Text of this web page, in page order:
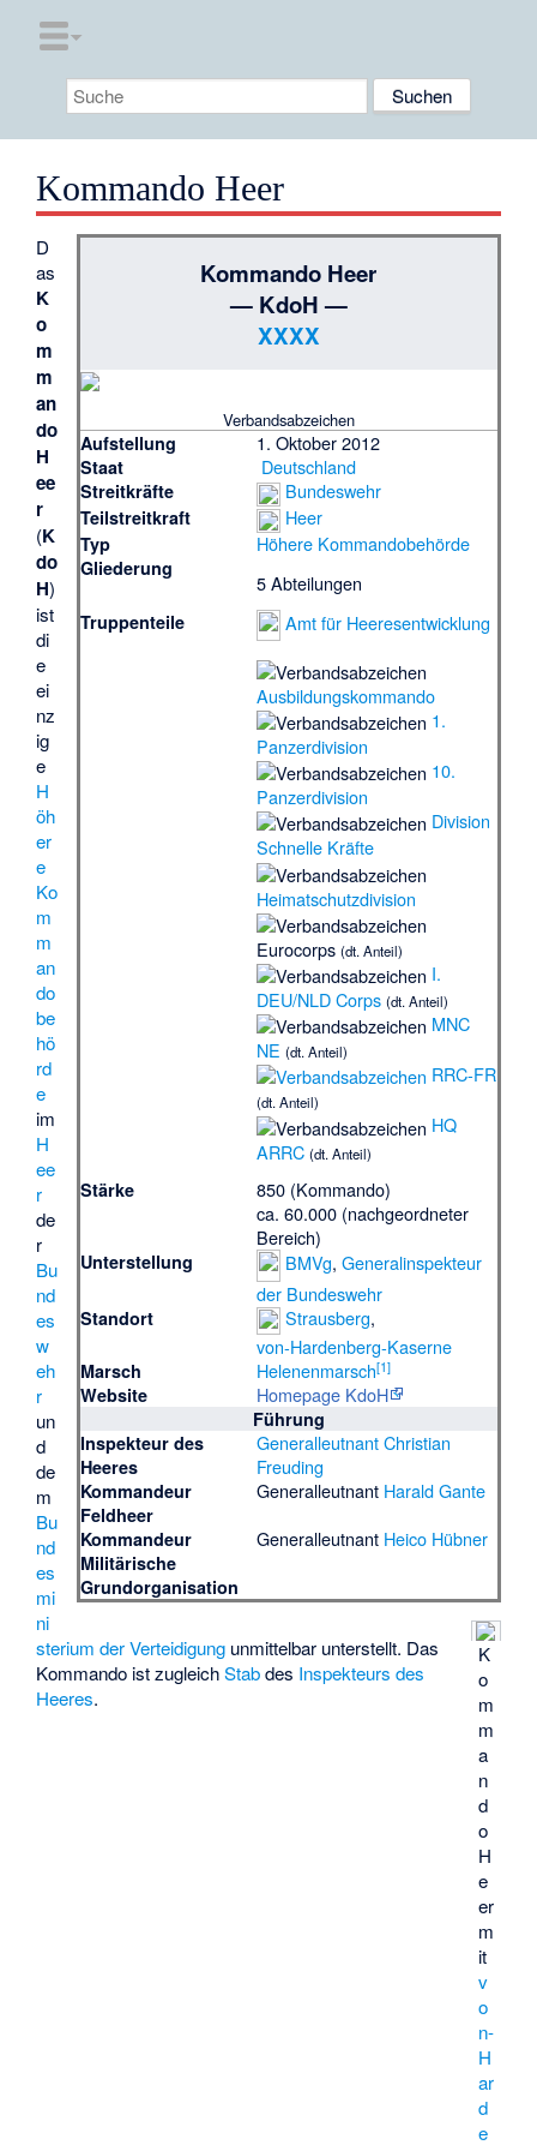
Kommando Heer
Kommando Heer
— KdoH —
XXXX
Verbandsabzeichen
Aufstellung 1. Oktober 2012
Staat Deutschland
Streitkräfte Bundeswehr
Teilstreitkraft Heer
Typ Höhere Kommandobehörde
Gliederung
5 Abteilungen
Truppenteile Amt für Heeresentwicklung
Ausbildungskommando
1.
Panzerdivision
10.
Panzerdivision
Division
Schnelle Kräfte
Heimatschutzdivision
Eurocorps (dt. Anteil)
I.
DEU/NLD Corps (dt. Anteil)
MNC
NE (dt. Anteil)
RRC-FR
(dt. Anteil)
HQ
ARRC (dt. Anteil)
Stärke
850 (Kommando)
ca. 60.000 (nachgeordneter
Bereich)
Unterstellung BMVg, Generalinspekteur
der Bundeswehr
Standort Strausberg,
von-Hardenberg-Kaserne
Marsch Helenenmarsch[1]
Website Homepage KdoH
Führung
Inspekteur des
Heeres
Generalleutnant Christian
Freuding
Kommandeur
Feldheer
Kommandeur
Militärische
Grundorganisation
Generalleutnant Harald Gante
Generalleutnant Heico Hübner
K
o
m
m
a
n
d
o
H
e
er
m
it
v
o
n-
H
ar
d
e
D
as
K
o
m
m
an
do
H
ee
r
(K
do
H)
ist
di
e
ei
nz
ig
e
H
öh
er
e
Ko
m
m
an
do
be
hö
rd
e
im
H
ee
r
de
r
Bu
nd
es
w
eh
r
un
d
de
m
Bu
nd
es
mi
ni
sterium der Verteidigung unmittelbar unterstellt. Das
Kommando ist zugleichStabdes Inspekteurs des
Heeres.